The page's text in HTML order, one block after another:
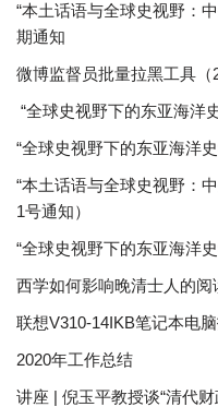
“本土话语与全球史视野：
期通知
微博监督员批量拉黑工具
“全球史视野下的东亚海洋
“全球史视野下的东亚海洋
“本土话语与全球史视野：
1号通知）
“全球史视野下的东亚海洋
西学如何影响晚清士人的阅
联想V310-14IKB笔记本电
2020年工作总结
讲座 | 倪玉平教授谈“清代